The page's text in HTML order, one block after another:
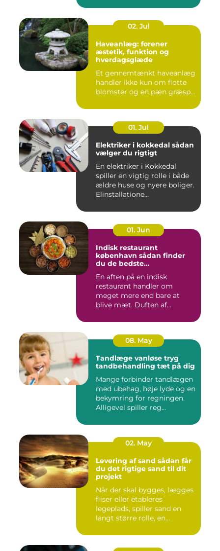
02. Jul
Haveanlæg: forener
æstetik, funktion og
hverdagsglæde
Et gennemtænkt haveanlæg
handler ikke kun om flotte
blomster og en pæn græsp...
01. Jul
Elektriker i kokkedal sådan
vælger du rigtigt
En elektriker i Kokkedal
spiller en vigtig rolle i både
ældre huse og nyere boliger.
Elinstallatione...
01. Jun
Indisk restaurant
københavn sådan finder
du de bedste
En aften på en indisk
restaurant handler om
meget mere end bare at
blive mæt. Duften af
08. May
Tandlæge vanløse tryg
tandbehandling tæt på dig
Mange forbinder tandlægen
med ubehag, høje lyde og en
bekymring for regningen.
Alligevel spiller reg...
02. May
Levering af sand sådan får
du det rigtige sand til dit
projekt
Når der skal bygges, lægges
fliser eller etableres
legeplads, spiller sand en
langt større rolle, en...